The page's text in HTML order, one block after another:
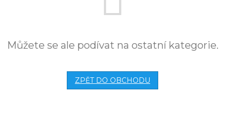
Můžete se ale podívat na ostatní kategorie.
ZPĚT DO OBCHODU